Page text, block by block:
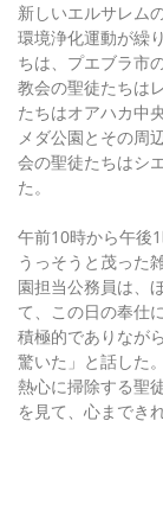
新しいエルサレム
環境浄化運動が繰
ちは、プエブラ市
教会の聖徒たちは
たちはオアハカ中
メダ公園とその周
会の聖徒たちはシ
た。
午前10時から午後
うっそうと茂った
園担当公務員は、
て、この日の奉仕
積極的でありなが
驚いた」と話した
熱心に掃除する聖
を見て、心までき